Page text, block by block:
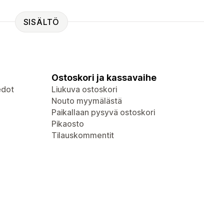
SISÄLTÖ
Ostoskori ja kassavaihe
Liukuva ostoskori
Nouto myymälästä
Paikallaan pysyvä ostoskori
Pikaosto
Tilauskommentit